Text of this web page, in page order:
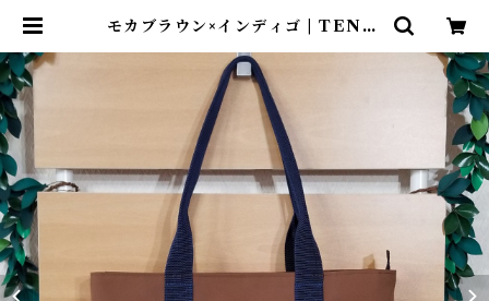
モカブラウン×インディゴ | TENT-